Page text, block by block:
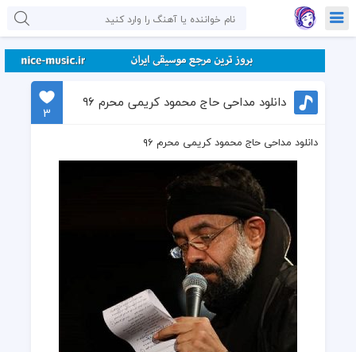
دانلود مداحی حاج محمود کریمی محرم ۹۶
3
دانلود مداحی حاج محمود کریمی محرم ۹۶